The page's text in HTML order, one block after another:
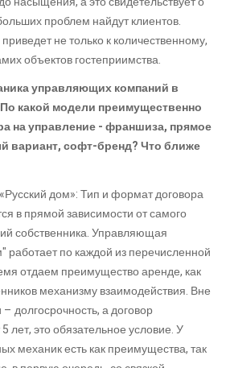
проблем найдут клиентов.
не только к количественному,
объектов гостеприимства.
управляющих компаний в
какой модели преимущественно
на управление - франшиза, прямое
вариант, софт-бренд? Что ближе
дом»: Тип и формат договора
в прямой зависимости от самого
собственника. Управляющая
работает по каждой из перечисленной
отдаем преимущество аренде, как
механизму взаимодействия. Вне
долгосрочность, а договор
лет, это обязательное условие. У
механик есть как преимущества, так